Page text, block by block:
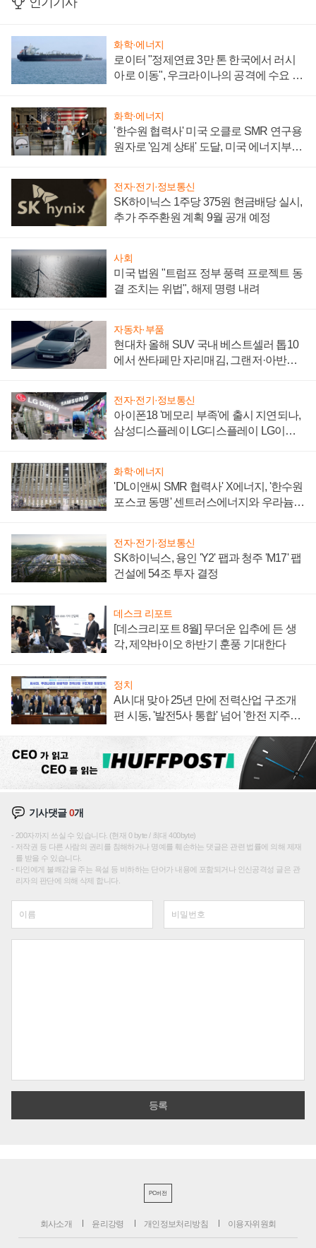
화학·에너지
로이터 "정제연료 3만 톤 한국에서 러시
아로 이동", 우크라이나의 공격에 수요 늘
화학·에너지
'한수원 협력사' 미국 오클로 SMR 연구용
원자로 '임계 상태' 도달, 미국 에너지부
전자·전기·정보통신
SK하이닉스 1주당 375원 현금배당 실시,
추가 주주환원 계획 9월 공개 예정
사회
미국 법원 "트럼프 정부 풍력 프로젝트 동
결 조치는 위법", 해제 명령 내려
자동차·부품
현대차 올해 SUV 국내 베스트셀러 톱10
에서 싼타페만 자리매김, 그랜저·아반떼
전자·전기·정보통신
아이폰18 '메모리 부족'에 출시 지연되나,
삼성디스플레이 LG디스플레이 LG이노
화학·에너지
'DL이앤씨 SMR 협력사' X에너지, '한수원
포스코 동맹' 센트러스에너지와 우라늄
전자·전기·정보통신
SK하이닉스, 용인 'Y2' 팹과 청주 'M17' 팹
건설에 54조 투자 결정
데스크 리포트
[데스크리포트 8월] 무더운 입추에 든 생
각, 제약바이오 하반기 훈풍 기대한다
정치
AI시대 맞아 25년 만에 전력산업 구조개
편 시동, '발전5사 통합' 넘어 '한전 지주사'
기사댓글0개
200자까지 쓰실 수 있습니다. (현재 0 byte / 최대 400byte)
저작권 등 다른 사람의 권리를 침해하거나 명예를 훼손하는 댓글은 관련 법률에 의해 제재
를 받을 수 있습니다.
타인에게 불쾌감을 주는 욕설 등 비하하는 단어가 내용에 포함되거나 인신공격성 글은 관
리자의 판단에 의해 삭제 합니다.
PC버전
회사소개 윤리강령 개인정보처리방침 이용자위원회